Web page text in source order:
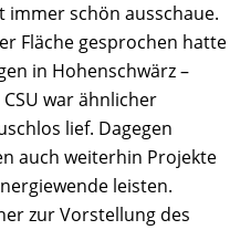
immer schön ausschaue.
Fläche gesprochen hatte
in Hohenschwärz –
war ähnlicher
lief. Dagegen
auch weiterhin Projekte
leisten.
zur Vorstellung des